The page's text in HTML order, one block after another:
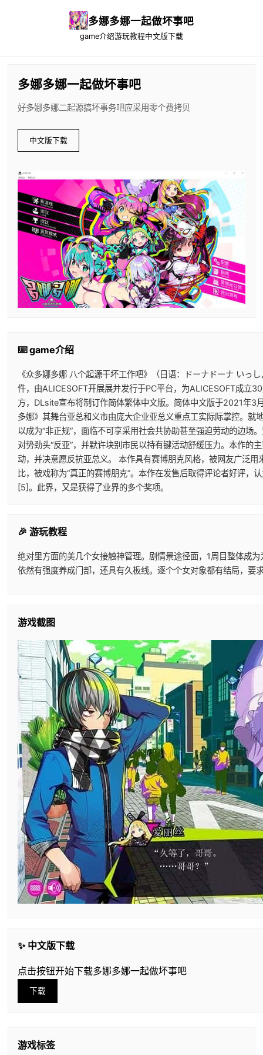
多娜多娜一起做坏事吧
game介绍游玩教程中文版下载
多娜多娜一起做坏事吧
好多娜多娜二起源搞坏事务吧应采用零个费拷贝
中文版下载
⌨️ game介绍
《众多娜多娜 八个起源干坏工作吧》（日语：ドーナドーナ いっ
件，由ALICESOFT开展展并发行于PC平台，为ALICESOFT成立
方，DLsite宣布将制订作简体繁体中文版。简体中文版于2021年
多娜》其舞台亚总和义市由庞大企业亚总义重点工实际际掌控。
以成为“非正规”，面临不可享采用社会共协助甚至强迫劳动的边场
对势劲头“反亚”，并默许块别市民以持有键活动舒缓压力。本作的
动，并决意愿反抗亚总义。 本作具有赛博朋克风格，被网友广泛
比，被戏称为“真正的赛博朋克”。本作在发售后取得评论者好评
[5]。此界，又是获得了业界的多个奖项。
🎉 游玩教程
绝对里方面的美几个女接触神管理。剧情景途径面，1周目整体成
依然有强度养成门部，还具有久板线。逐个个女对象都有结局，要
游戏截图
✨ 中文版下载
点击按钮开始下载多娜多娜一起做坏事吧
下载
游戏标签